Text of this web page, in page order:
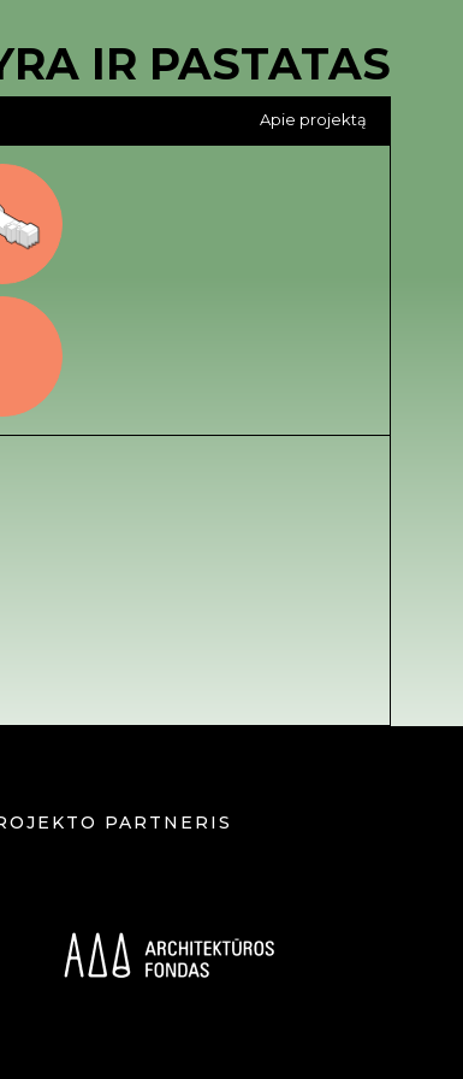
IR PASTATAS
Apie projektą
PARTNERIS